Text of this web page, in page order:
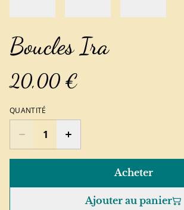
Boucles Ira
20,00 €
QUANTITÉ
Acheter
Ajouter au panier